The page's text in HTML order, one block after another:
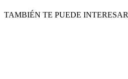
TAMBIÉN TE PUEDE INTERESAR